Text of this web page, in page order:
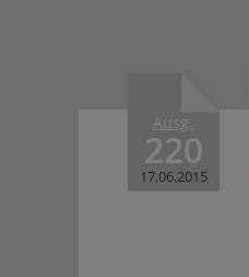
Ausg.
220
17.06.2015